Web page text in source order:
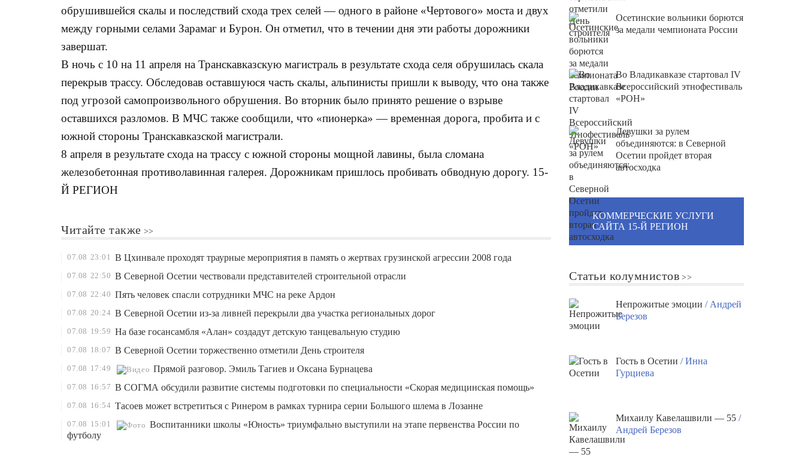
обрушившейся скалы и последствий схода трех селей — одного в районе «Чертового» моста и двух
между горными селами Зарамаг и Бурон. Он отметил, что в течении дня эти работы дорожники
завершат.
В ночь с 10 на 11 апреля на Транскавказскую магистраль в результате схода селя обрушилась скала
перекрыв трассу. Обследовав оставшуюся часть скалы, альпинисты пришли к выводу, что она также
под угрозой самопроизвольного обрушения. Во вторник было принято решение о взрыве
оставшихся разломов. В МЧС также сообщили, что «пионерка» — временная дорога, пробита и с
южной стороны Транскавказской магистрали.
8 апреля в результате схода на трассу с южной стороны мощной лавины, была сломана
железобетонная противолавинная галерея. Дорожникам пришлось пробивать обводную дорогу. 15-
Й РЕГИОН
Читайте также
07.08 23:01 В Цхинвале проходят траурные мероприятия в память о жертвах грузинской агрессии 2008 года
07.08 22:50 В Северной Осетии чествовали представителей строительной отрасли
07.08 22:40 Пять человек спасли сотрудники МЧС на реке Ардон
07.08 20:24 В Северной Осетии из-за ливней перекрыли два участка региональных дорог
07.08 19:59 На базе госансамбля «Алан» создадут детскую танцевальную студию
07.08 18:07 В Северной Осетии торжественно отметили День строителя
07.08 17:49 Прямой разговор. Эмиль Тагиев и Оксана Бурнацева
07.08 16:57 В СОГМА обсудили развитие системы подготовки по специальности «Скорая медицинская помощь»
07.08 16:54 Тасоев может встретиться с Ринером в рамках турнира серии Большого шлема в Лозанне
07.08 15:01
Воспитанники школы «Юность» триумфально выступили на этапе первенства России по
футболу
Осетинские вольники борются
за медали чемпионата России
Во Владикавказе стартовал IV
Всероссийский этнофестиваль
«РОН»
Девушки за рулем
объединяются: в Северной
Осетии пройдет вторая
автосходка
КОММЕРЧЕСКИЕ УСЛУГИ
САЙТА 15-Й РЕГИОН
Статьи колумнистов
Непрожитые эмоции/ Андрей
Березов
Гость в Осетии/ Инна
Гурциева
Михаилу Кавелашвили — 55/
Андрей Березов